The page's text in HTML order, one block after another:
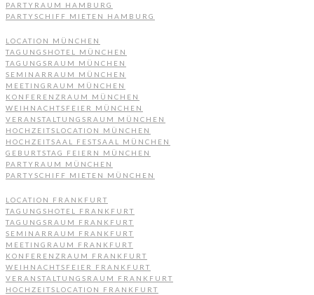
PARTYRAUM HAMBURG
PARTYSCHIFF MIETEN HAMBURG
LOCATION MÜNCHEN
TAGUNGSHOTEL MÜNCHEN
TAGUNGSRAUM MÜNCHEN
SEMINARRAUM MÜNCHEN
MEETINGRAUM MÜNCHEN
KONFERENZRAUM MÜNCHEN
WEIHNACHTSFEIER MÜNCHEN
VERANSTALTUNGSRAUM MÜNCHEN
HOCHZEITSLOCATION MÜNCHEN
HOCHZEITSAAL FESTSAAL MÜNCHEN
GEBURTSTAG FEIERN MÜNCHEN
PARTYRAUM MÜNCHEN
PARTYSCHIFF MIETEN MÜNCHEN
LOCATION FRANKFURT
TAGUNGSHOTEL FRANKFURT
TAGUNGSRAUM FRANKFURT
SEMINARRAUM FRANKFURT
MEETINGRAUM FRANKFURT
KONFERENZRAUM FRANKFURT
WEIHNACHTSFEIER FRANKFURT
VERANSTALTUNGSRAUM FRANKFURT
HOCHZEITSLOCATION FRANKFURT